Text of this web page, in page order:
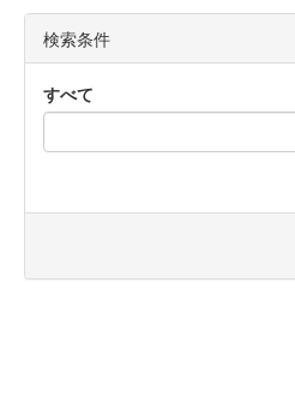
検索条件
すべて